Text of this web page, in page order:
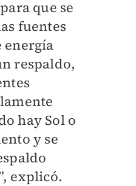
que se
fuentes
energía
respaldo,
hay Sol o
y se
explicó.